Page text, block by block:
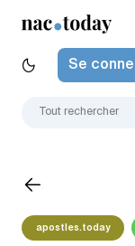
Se
apostles.today